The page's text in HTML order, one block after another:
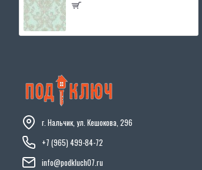
г. Нальчик, ул. Кешокова, 296
+7 (965) 499-84-72
info@podkluch07.ru